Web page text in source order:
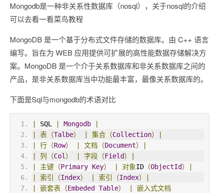
Mongodb是一种非关系性数据库（nosql），关于nosql的介绍
可以去看一看菜鸟教程
MongoDB 是一个基于分布式文件存储的数据库。由 C++ 语言
编写。旨在为 WEB 应用提供可扩展的高性能数据存储解决方
案。MongoDB 是一个介于关系数据库和非关系数据库之间的
产品，是非关系数据库当中功能最丰富，最像关系数据库的。
下面是Sql与mongodb的术语对比
SQL Mongodb
表（Talbe） 集合（Collection）|
行（Row） 文档（Document）|
列（Col） 字段（Field）|
主键（Primary Key） 对象ID （ObjectId）|
索引（Index） 索引（Index）|
嵌套表（Embeded Table）
嵌入式文档